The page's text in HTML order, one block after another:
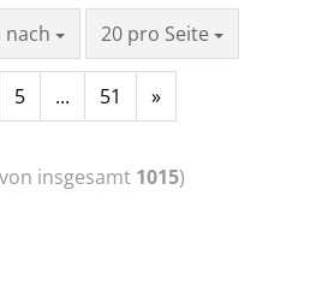
nach 20 pro Seite
5 ... 51 »
insgesamt 1015)